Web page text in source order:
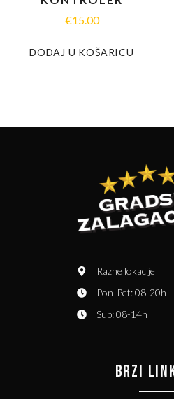
€15.00
DODAJ U KOŠARICU
Razne lokacije
Pon-Pet: 08-20h
Sub: 08-14h
BRZI